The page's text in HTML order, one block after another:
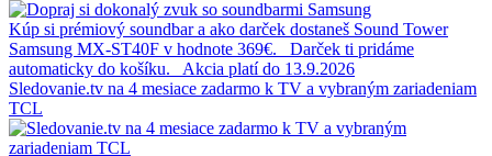
Kúp si prémiový soundbar a ako darček dostaneš Sound Tower
Samsung MX-ST40F v hodnote 369€. Darček ti pridáme
automaticky do košíku. Akcia platí do 13.9.2026
Sledovanie.tv na 4 mesiace zadarmo k TV a vybraným zariadeniam
TCL